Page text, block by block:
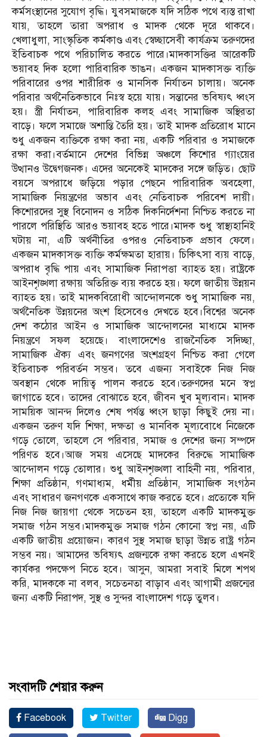
কর্মসংস্থানের সুযোগ বৃদ্ধি। যুবসমাজকে যদি সঠিক পথে ব্যস্ত রাখা
যায়, তাহলে তারা অপরাধ ও মাদক থেকে দূরে থাকবে।
খেলাধুলা, সাংস্কৃতিক কর্মকাণ্ড এবং স্বেচ্ছাসেবী কার্যক্রম তরুণদের
ইতিবাচক পথে পরিচালিত করতে পারে।মাদকাসক্তির আরেকটি
ভয়াবহ দিক হলো পারিবারিক ভাঙন। একজন মাদকাসক্ত ব্যক্তি
পরিবারের ওপর শারীরিক ও মানসিক নির্যাতন চালায়। অনেক
পরিবার অর্থনৈতিকভাবে নিঃস্ব হয়ে যায়। সন্তানের ভবিষ্যৎ ধ্বংস
হয়। স্ত্রী নির্যাতন, পারিবারিক কলহ এবং সামাজিক অস্থিরতা
বাড়ে। ফলে সমাজে অশান্তি তৈরি হয়। তাই মাদক প্রতিরোধ মানে
শুধু একজন ব্যক্তিকে রক্ষা করা নয়, একটি পরিবার ও সমাজকে
রক্ষা করা।বর্তমানে দেশের বিভিন্ন অঞ্চলে কিশোর গ্যাংয়ের
উত্থানও উদ্বেগজনক। এদের অনেকেই মাদকের সঙ্গে জড়িত। ছোট
বয়সে অপরাধে জড়িয়ে পড়ার পেছনে পারিবারিক অবহেলা,
সামাজিক নিয়ন্ত্রণের অভাব এবং নেতিবাচক পরিবেশ দায়ী।
কিশোরদের সুস্থ বিনোদন ও সঠিক দিকনির্দেশনা নিশ্চিত করতে না
পারলে পরিস্থিতি আরও ভয়াবহ হতে পারে।মাদক শুধু স্বাস্থ্যহানিই
ঘটায় না, এটি অর্থনীতির ওপরও নেতিবাচক প্রভাব ফেলে।
একজন মাদকাসক্ত ব্যক্তি কর্মক্ষমতা হারায়। চিকিৎসা ব্যয় বাড়ে,
অপরাধ বৃদ্ধি পায় এবং সামাজিক নিরাপত্তা ব্যাহত হয়। রাষ্ট্রকে
আইনশৃঙ্খলা রক্ষায় অতিরিক্ত ব্যয় করতে হয়। ফলে জাতীয় উন্নয়ন
ব্যাহত হয়। তাই মাদকবিরোধী আন্দোলনকে শুধু সামাজিক নয়,
অর্থনৈতিক উন্নয়নের অংশ হিসেবেও দেখতে হবে।বিশ্বের অনেক
দেশ কঠোর আইন ও সামাজিক আন্দোলনের মাধ্যমে মাদক
নিয়ন্ত্রণে সফল হয়েছে। বাংলাদেশেও রাজনৈতিক সদিচ্ছা,
সামাজিক ঐক্য এবং জনগণের অংশগ্রহণ নিশ্চিত করা গেলে
ইতিবাচক পরিবর্তন সম্ভব। তবে এজন্য সবাইকে নিজ নিজ
অবস্থান থেকে দায়িত্ব পালন করতে হবে।তরুণদের মনে স্বপ্ন
জাগাতে হবে। তাদের বোঝাতে হবে, জীবন খুব মূল্যবান। মাদক
সাময়িক আনন্দ দিলেও শেষ পর্যন্ত ধ্বংস ছাড়া কিছুই দেয় না।
একজন তরুণ যদি শিক্ষা, দক্ষতা ও মানবিক মূল্যবোধে নিজেকে
গড়ে তোলে, তাহলে সে পরিবার, সমাজ ও দেশের জন্য সম্পদে
পরিণত হবে।আজ সময় এসেছে মাদকের বিরুদ্ধে সামাজিক
আন্দোলন গড়ে তোলার। শুধু আইনশৃঙ্খলা বাহিনী নয়, পরিবার,
শিক্ষা প্রতিষ্ঠান, গণমাধ্যম, ধর্মীয় প্রতিষ্ঠান, সামাজিক সংগঠন
এবং সাধারণ জনগণকে একসাথে কাজ করতে হবে। প্রত্যেকে যদি
নিজ নিজ জায়গা থেকে সচেতন হয়, তাহলে একটি মাদকমুক্ত
সমাজ গঠন সম্ভব।মাদকমুক্ত সমাজ গঠন কোনো স্বপ্ন নয়, এটি
একটি জাতীয় প্রয়োজন। কারণ সুস্থ সমাজ ছাড়া উন্নত রাষ্ট্র গঠন
সম্ভব নয়। আমাদের ভবিষ্যৎ প্রজন্মকে রক্ষা করতে হলে এখনই
কার্যকর পদক্ষেপ নিতে হবে। আসুন, আমরা সবাই মিলে শপথ
করি, মাদককে না বলব, সচেতনতা বাড়াব এবং আগামী প্রজন্মের
জন্য একটি নিরাপদ, সুস্থ ও সুন্দর বাংলাদেশ গড়ে তুলব।
সংবাদটি শেয়ার করুন
Facebook Twitter Digg